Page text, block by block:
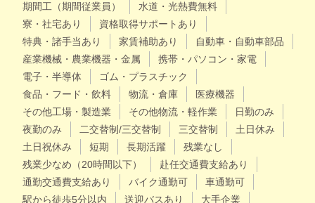
期間工（期間従業員）
水道・光熱費無料
寮・社宅あり
資格取得サポートあり
特典・諸手当あり
家賃補助あり
自動車・自動車部品
産業機械・農業機器・金属
携帯・パソコン・家電
電子・半導体
ゴム・プラスチック
食品・フード・飲料
物流・倉庫
医療機器
その他工場・製造業
その他物流・軽作業
日勤のみ
夜勤のみ
二交替制/三交替制 三交替制
土日休み
土日祝休み
短期 長期活躍
残業なし
残業少なめ（20時間以下）
赴任交通費支給あり
通勤交通費支給あり
バイク通勤可
車通勤可
駅から徒歩5分以内
送迎バスあり
大手企業